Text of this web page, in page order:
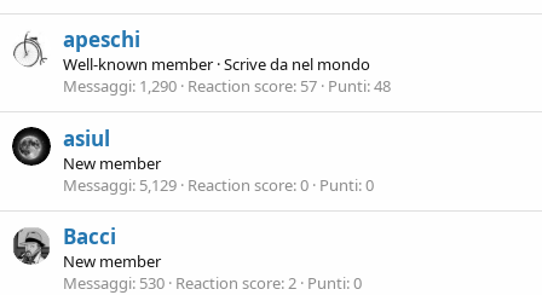
apeschi
Well-known member ·Scrive da nel mondo
Messaggi 1,290 Reaction score 57 Punti 48
asiul
New member
Messaggi 5,129 Reaction score 0 Punti 0
Bacci
New member
Messaggi 530 Reaction score 2 Punti 0